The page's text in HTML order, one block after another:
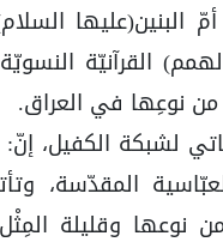
البنين(عليها
القرآنيّة
من نوعِها في العراق.
لشبكة الكفيل،
المقدّسة،
نوعها وقليلة